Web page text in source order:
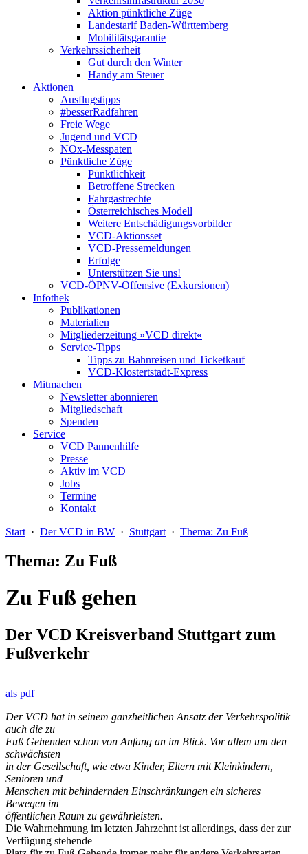
Aktion pünktliche Züge
Landestarif Baden-Württemberg
Mobilitätsgarantie
Verkehrssicherheit
Gut durch den Winter
Handy am Steuer
Aktionen
Ausflugstipps
#besserRadfahren
Freie Wege
Jugend und VCD
NOx-Messpaten
Pünktliche Züge
Pünktlichkeit
Betroffene Strecken
Fahrgastrechte
Österreichisches Modell
Weitere Entschädigungsvorbilder
VCD-Aktionsset
VCD-Pressemeldungen
Erfolge
Unterstützen Sie uns!
VCD-ÖPNV-Offensive (Exkursionen)
Infothek
Publikationen
Materialien
Mitgliederzeitung »VCD direkt«
Service-Tipps
Tipps zu Bahnreisen und Ticketkauf
VCD-Klostertstadt-Express
Mitmachen
Newsletter abonnieren
Mitgliedschaft
Spenden
Service
VCD Pannenhilfe
Presse
Aktiv im VCD
Jobs
Termine
Kontakt
Start · Der VCD in BW · Stuttgart · Thema: Zu Fuß
Thema: Zu Fuß
Zu Fuß gehen
Der VCD Kreisverband Stuttgart zum
Fußverkehr
als pdf
Der VCD hat in seinem ganzheitlichen Ansatz der Verkehrspolitik
auch die zu
Fuß Gehenden schon von Anfang an im Blick. Vor allem um den
schwächsten
in der Gesellschaft, wie etwa Kinder, Eltern mit Kleinkindern,
Senioren und
Menschen mit behindernden Einschränkungen ein sicheres
Bewegen im
öffentlichen Raum zu gewährleisten.
Die Wahrnehmung im letzten Jahrzehnt ist allerdings, dass der zur
Verfügung stehende